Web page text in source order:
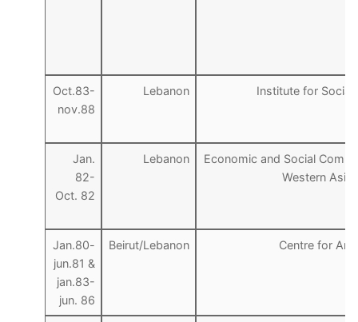
Oct.83-
nov.88
Lebanon Institute for Social
Jan.
82-
Oct. 82
Lebanon
Economic and Social
Western Asia
Jan.80-
jun.81 &
jan.83-
jun. 86
Beirut/Lebanon Centre for